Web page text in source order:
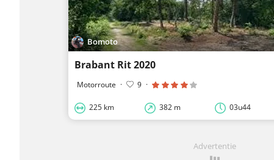
Bomoto
Brabant Rit 2020
Motorroute · 9 ·
225 km 382 m 03u44
Advertentie